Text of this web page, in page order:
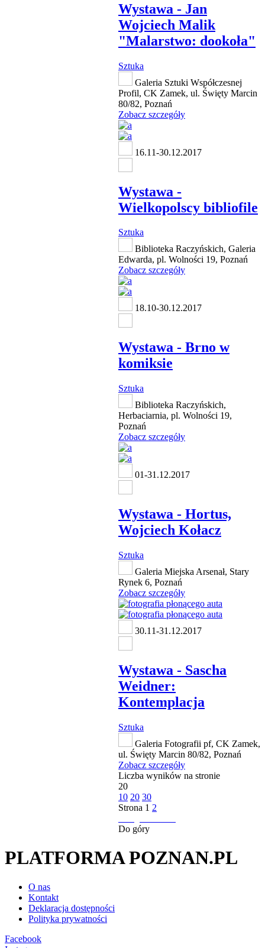
Wystawa - Jan
Wojciech Malik
"Malarstwo: dookoła"
Sztuka
Galeria Sztuki Współczesnej
Profil, CK Zamek, ul. Święty Marcin
80/82, Poznań
Zobacz szczegóły
16.11-30.12.2017
Wystawa -
Wielkopolscy bibliofile
Sztuka
Biblioteka Raczyńskich, Galeria
Edwarda, pl. Wolności 19, Poznań
Zobacz szczegóły
18.10-30.12.2017
Wystawa - Brno w
komiksie
Sztuka
Biblioteka Raczyńskich,
Herbaciarnia, pl. Wolności 19,
Poznań
Zobacz szczegóły
01-31.12.2017
Wystawa - Hortus,
Wojciech Kołacz
Sztuka
Galeria Miejska Arsenał, Stary
Rynek 6, Poznań
Zobacz szczegóły
30.11-31.12.2017
Wystawa - Sascha
Weidner:
Kontemplacja
Sztuka
Galeria Fotografii pf, CK Zamek,
ul. Święty Marcin 80/82, Poznań
Zobacz szczegóły
Liczba wyników na stronie
20
10 20 30
Strona 1 2
Do góry
PLATFORMA POZNAN.PL
O nas
Kontakt
Deklaracja dostępności
Polityka prywatności
Facebook